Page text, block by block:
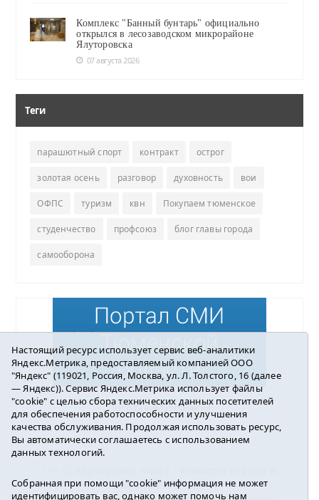
Комплекс "Банный бунтарь" официально
открылся в лесозаводском микрорайоне
Ялуторовска
07 августа 2026
Теги
парашютный спорт контракт острог
золотая осень разговор духовность вои
ОФПС туризм квн Покупаем тюменское
студенчество профсоюз блог главы города
самооборона
Погода в Ялуторовске
района2016-2023
Настоящий ресурс использует сервис веб-аналитики
Яндекс.Метрика, предоставляемый компанией ООО
"Яндекс" (119021, Россия, Москва, ул. Л. Толстого, 16 (далее
— Яндекс)). Сервис Яндекс.Метрика использует файлы
"cookie" с целью сбора технических данных посетителей
для обеспечения работоспособности и улучшения
качества обслуживания. Продолжая использовать ресурс,
Вы автоматически соглашаетесь с использованием
данных технологий.
Собранная при помощи "cookie" информация не может
идентифицировать вас, однако может помочь нам